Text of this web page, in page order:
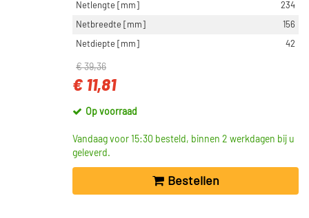
Netlengte [mm]
234
Netbreedte [mm]
156
Netdiepte [mm]
42
€ 39,36
€ 11,81
Op voorraad
Vandaag voor 15:30 besteld, binnen 2 werkdagen bij u
geleverd.
Bestellen